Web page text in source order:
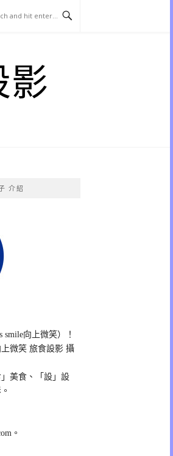
影
介紹
smile向上微笑）！
微笑 旅食設影 攝
美食、「設」設
。